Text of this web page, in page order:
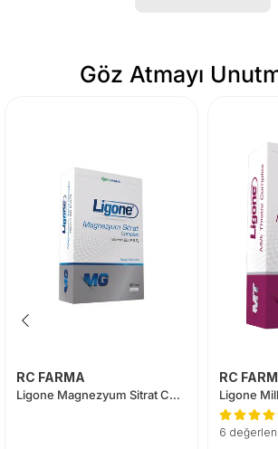
Göz Atmayı
RC FARMA
Ligone Magnezyum Sitrat Complex 60 Tablet
RC
Ligone
6